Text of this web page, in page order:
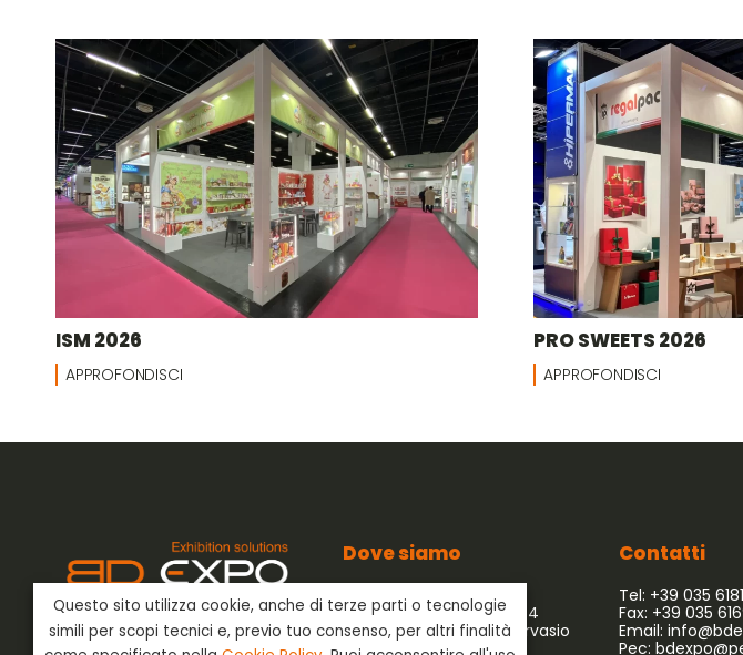
ISM 2026
APPROFONDISCI
PRO SWEETS 2026
APPROFONDISCI
BD Expo s.r.l.è presente nel
settore degli allestimenti
Dove siamo
BD Expo s.r.l.
Via dell’Artigianato 54/64
24042 Capriate San Gervasio
Bergamo - Italia
Contatti
Tel: +39 035
Fax: +39 035
Email:
Pec:
Questo sito utilizza cookie, anche di terze parti o tecnologie
simili per scopi tecnici e, previo tuo consenso, per altri finalità